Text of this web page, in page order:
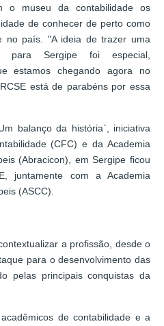
o museu da contabilidade os
de conhecer de perto como
no país. "A ideia de trazer uma
para Sergipe foi especial,
estamos chegando agora no
está de parabéns por essa
balanço da história`, iniciativa
(CFC) e da Academia
(Abracicon), em Sergipe ficou
juntamente com a Academia
(ASCC).
a profissão, desde o
para o desenvolvimento das
pelas principais conquistas da
de contabilidade e a